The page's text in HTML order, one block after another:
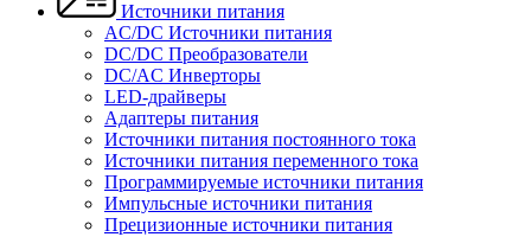
Источники питания
AC/DC Источники питания
DC/DC Преобразователи
DC/AC Инверторы
LED-драйверы
Адаптеры питания
Источники питания постоянного тока
Источники питания переменного тока
Программируемые источники питания
Импульсные источники питания
Прецизионные источники питания